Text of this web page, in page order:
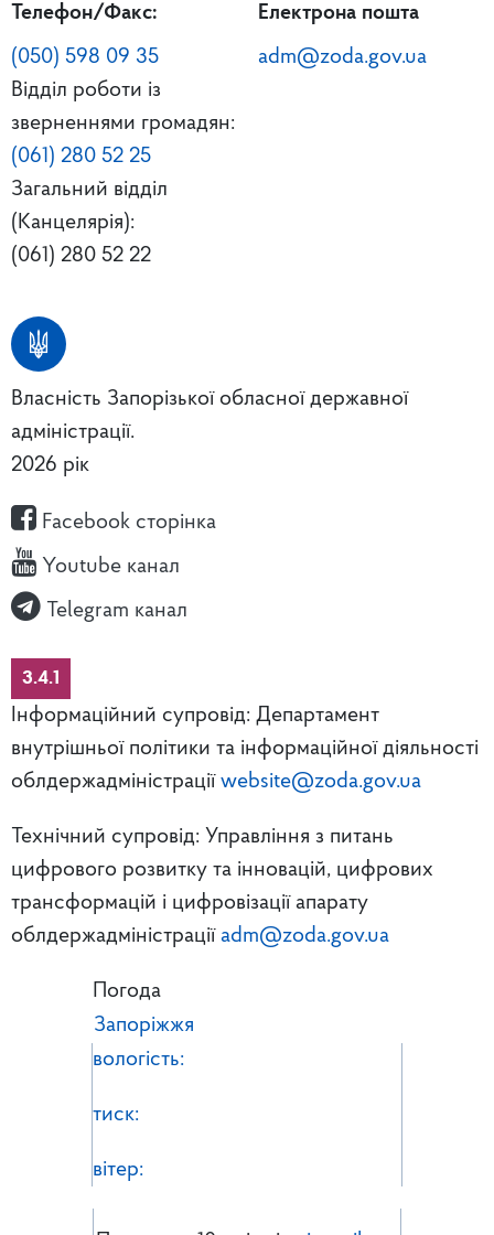
Телефон/Факс:
(050) 598 09 35
Відділ роботи із
зверненнями громадян:
(061) 280 52 25
Загальний відділ
(Канцелярія):
(061) 280 52 22
Електрона пошта
adm@zoda.gov.ua
Власність Запорізької обласної державної
адміністрації.
2026 рік
Facebook сторінка
Youtube канал
Telegram канал
3.4.1
Інформаційний супровід: Департамент
внутрішньої політики та інформаційної діяльності
облдержадміністрації website@zoda.gov.ua
Технічний супровід: Управління з питань
цифрового розвитку та інновацій, цифрових
трансформацій і цифровізації апарату
облдержадміністрації adm@zoda.gov.ua
Погода
Запоріжжя
вологість:
тиск:
вітер: